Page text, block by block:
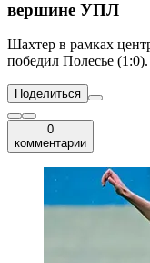
вершине УПЛ
Шахтер в рамках
победил Полесье
Поделиться
0
комментарии